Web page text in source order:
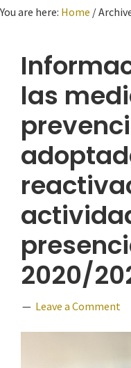
You are here: Home /
las
2020/
Leave a Comment